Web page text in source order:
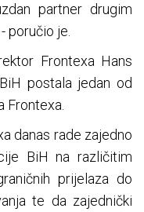
partner drugim
poručio je.
Frontexa Hans
postala jedan od
Frontexa.
danas rade zajedno
BiH na različitim
prijelaza do
te da zajednički